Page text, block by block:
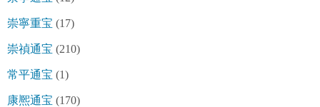
崇寧重宝 (17)
崇禎通宝 (210)
常平通宝 (1)
康熈通宝 (170)